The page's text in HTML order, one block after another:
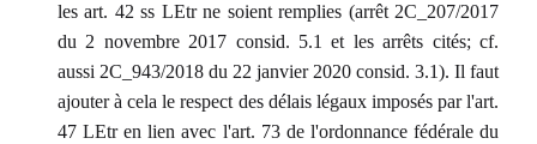
les art. 42 ss LEtr ne soient remplies (arrêt 2C_207/2017
du 2 novembre 2017 consid. 5.1 et les arrêts cités; cf.
aussi 2C_943/2018 du 22 janvier 2020 consid. 3.1). Il faut
ajouter à cela le respect des délais légaux imposés par l'art.
47 LEtr en lien avec l'art. 73 de l'ordonnance fédérale du